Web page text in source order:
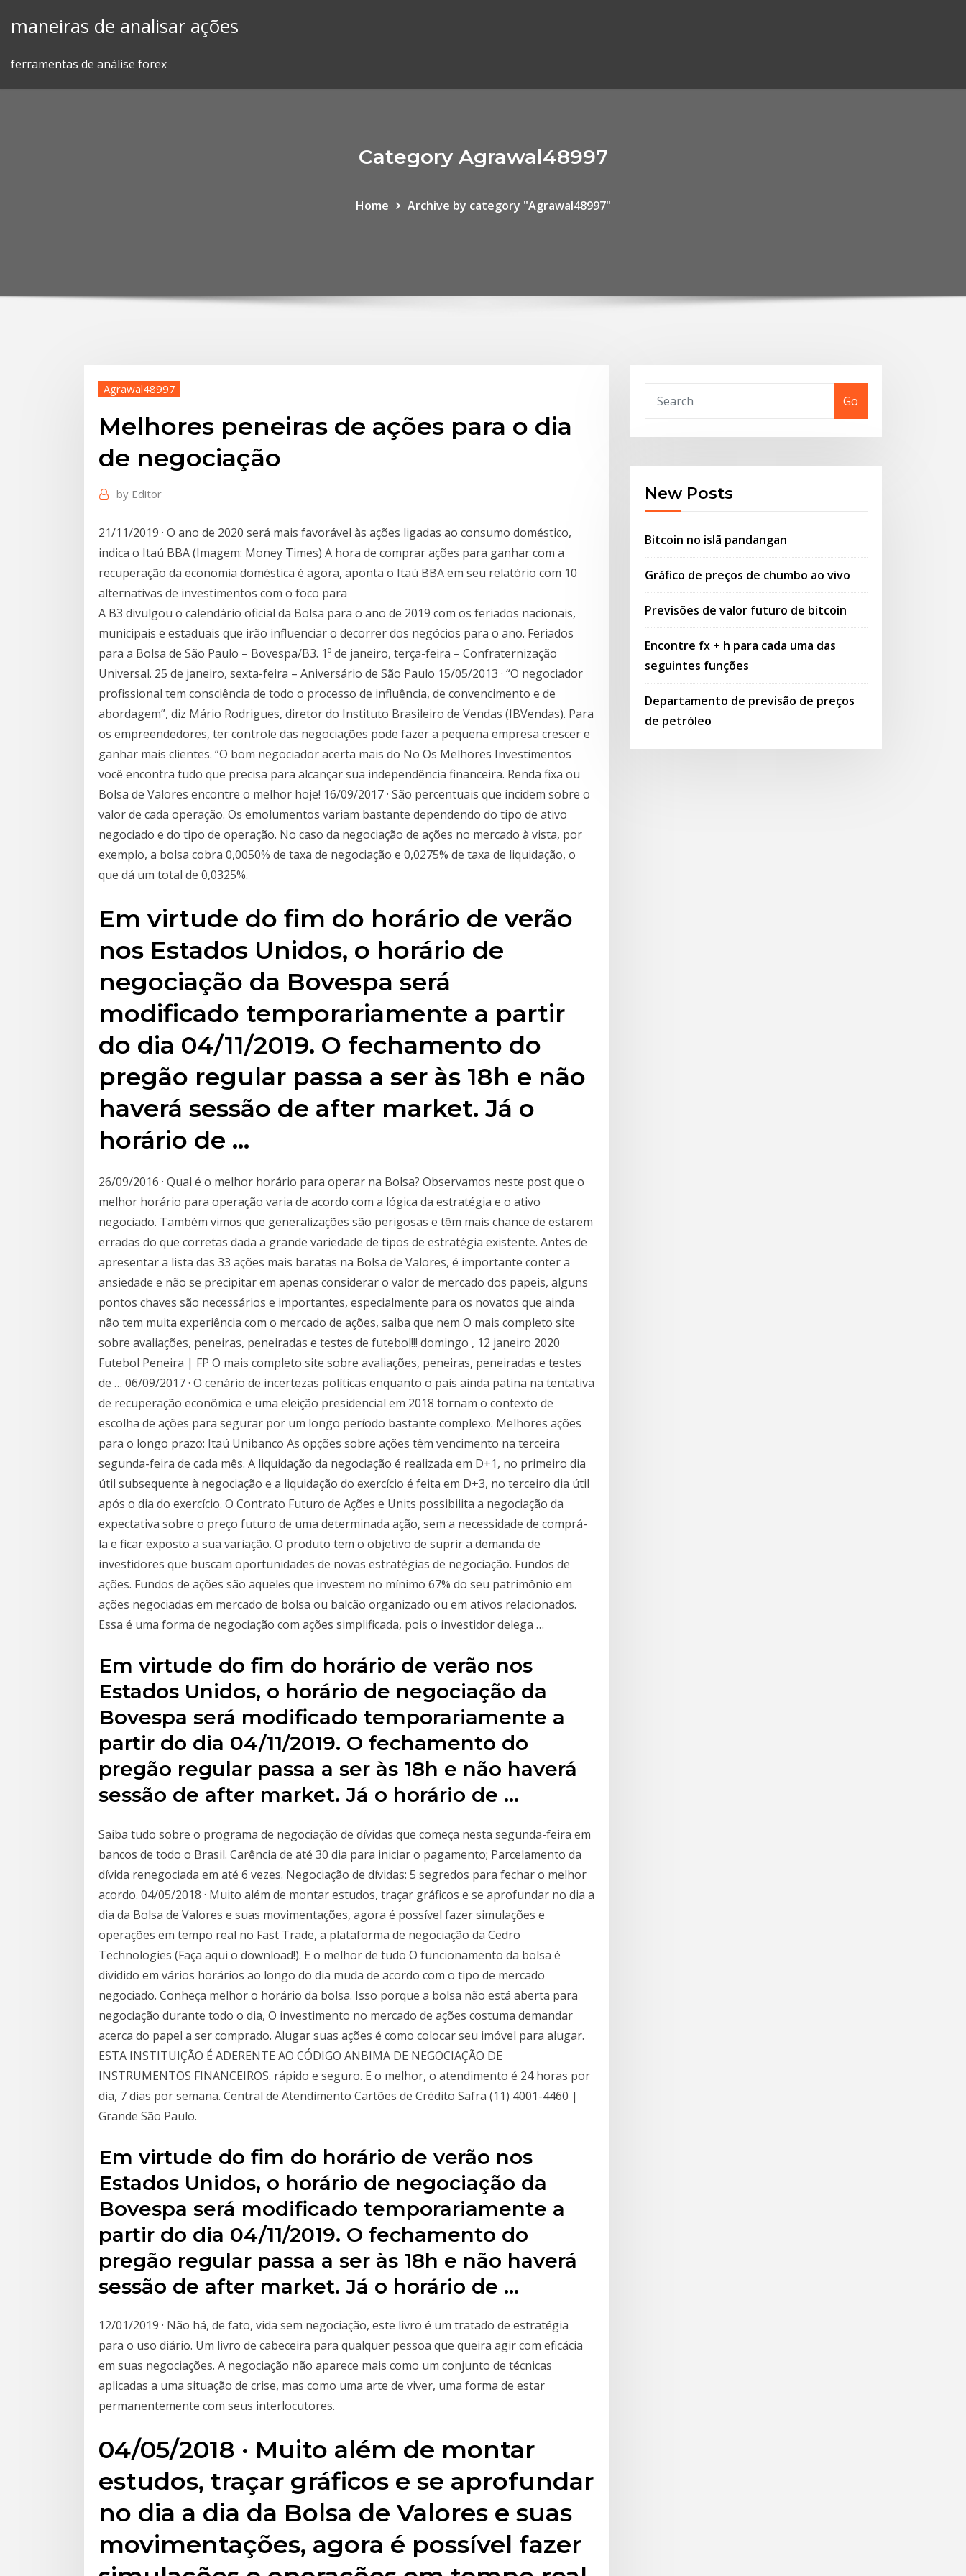
maneiras de analisar ações
ferramentas de análise forex
Category Agrawal48997
Home Archive by category "Agrawal48997"
Agrawal48997
Melhores peneiras de ações para o dia
de negociação
by Editor
21/11/2019 · O ano de 2020 será mais favorável às ações ligadas ao consumo doméstico,
indica o Itaú BBA (Imagem: Money Times) A hora de comprar ações para ganhar com a
recuperação da economia doméstica é agora, aponta o Itaú BBA em seu relatório com 10
alternativas de investimentos com o foco para
A B3 divulgou o calendário oficial da Bolsa para o ano de 2019 com os feriados nacionais,
municipais e estaduais que irão influenciar o decorrer dos negócios para o ano. Feriados
para a Bolsa de São Paulo – Bovespa/B3. 1º de janeiro, terça-feira – Confraternização
Universal. 25 de janeiro, sexta-feira – Aniversário de São Paulo 15/05/2013 · “O negociador
profissional tem consciência de todo o processo de influência, de convencimento e de
abordagem”, diz Mário Rodrigues, diretor do Instituto Brasileiro de Vendas (IBVendas). Para
os empreendedores, ter controle das negociações pode fazer a pequena empresa crescer e
ganhar mais clientes. “O bom negociador acerta mais do No Os Melhores Investimentos
você encontra tudo que precisa para alcançar sua independência financeira. Renda fixa ou
Bolsa de Valores encontre o melhor hoje! 16/09/2017 · São percentuais que incidem sobre o
valor de cada operação. Os emolumentos variam bastante dependendo do tipo de ativo
negociado e do tipo de operação. No caso da negociação de ações no mercado à vista, por
exemplo, a bolsa cobra 0,0050% de taxa de negociação e 0,0275% de taxa de liquidação, o
que dá um total de 0,0325%.
Em virtude do fim do horário de verão
nos Estados Unidos, o horário de
negociação da Bovespa será
modificado temporariamente a partir
do dia 04/11/2019. O fechamento do
pregão regular passa a ser às 18h e não
haverá sessão de after market. Já o
horário de …
26/09/2016 · Qual é o melhor horário para operar na Bolsa? Observamos neste post que o
melhor horário para operação varia de acordo com a lógica da estratégia e o ativo
negociado. Também vimos que generalizações são perigosas e têm mais chance de estarem
erradas do que corretas dada a grande variedade de tipos de estratégia existente. Antes de
apresentar a lista das 33 ações mais baratas na Bolsa de Valores, é importante conter a
ansiedade e não se precipitar em apenas considerar o valor de mercado dos papeis, alguns
pontos chaves são necessários e importantes, especialmente para os novatos que ainda
não tem muita experiência com o mercado de ações, saiba que nem O mais completo site
sobre avaliações, peneiras, peneiradas e testes de futebol!!! domingo , 12 janeiro 2020
Futebol Peneira | FP O mais completo site sobre avaliações, peneiras, peneiradas e testes
de … 06/09/2017 · O cenário de incertezas políticas enquanto o país ainda patina na tentativa
de recuperação econômica e uma eleição presidencial em 2018 tornam o contexto de
escolha de ações para segurar por um longo período bastante complexo. Melhores ações
para o longo prazo: Itaú Unibanco As opções sobre ações têm vencimento na terceira
segunda-feira de cada mês. A liquidação da negociação é realizada em D+1, no primeiro dia
útil subsequente à negociação e a liquidação do exercício é feita em D+3, no terceiro dia útil
após o dia do exercício. O Contrato Futuro de Ações e Units possibilita a negociação da
expectativa sobre o preço futuro de uma determinada ação, sem a necessidade de comprá-
la e ficar exposto a sua variação. O produto tem o objetivo de suprir a demanda de
investidores que buscam oportunidades de novas estratégias de negociação. Fundos de
ações. Fundos de ações são aqueles que investem no mínimo 67% do seu patrimônio em
ações negociadas em mercado de bolsa ou balcão organizado ou em ativos relacionados.
Essa é uma forma de negociação com ações simplificada, pois o investidor delega …
Em virtude do fim do horário de verão nos
Estados Unidos, o horário de negociação da
Bovespa será modificado temporariamente a
partir do dia 04/11/2019. O fechamento do
pregão regular passa a ser às 18h e não haverá
sessão de after market. Já o horário de …
Saiba tudo sobre o programa de negociação de dívidas que começa nesta segunda-feira em
bancos de todo o Brasil. Carência de até 30 dia para iniciar o pagamento; Parcelamento da
dívida renegociada em até 6 vezes. Negociação de dívidas: 5 segredos para fechar o melhor
acordo. 04/05/2018 · Muito além de montar estudos, traçar gráficos e se aprofundar no dia a
dia da Bolsa de Valores e suas movimentações, agora é possível fazer simulações e
operações em tempo real no Fast Trade, a plataforma de negociação da Cedro
Technologies (Faça aqui o download!). E o melhor de tudo O funcionamento da bolsa é
dividido em vários horários ao longo do dia muda de acordo com o tipo de mercado
negociado. Conheça melhor o horário da bolsa. Isso porque a bolsa não está aberta para
negociação durante todo o dia, O investimento no mercado de ações costuma demandar
acerca do papel a ser comprado. Alugar suas ações é como colocar seu imóvel para alugar.
ESTA INSTITUIÇÃO É ADERENTE AO CÓDIGO ANBIMA DE NEGOCIAÇÃO DE
INSTRUMENTOS FINANCEIROS. rápido e seguro. E o melhor, o atendimento é 24 horas por
dia, 7 dias por semana. Central de Atendimento Cartões de Crédito Safra (11) 4001-4460 |
Grande São Paulo.
Em virtude do fim do horário de verão nos
Estados Unidos, o horário de negociação da
Bovespa será modificado temporariamente a
partir do dia 04/11/2019. O fechamento do
pregão regular passa a ser às 18h e não haverá
sessão de after market. Já o horário de …
12/01/2019 · Não há, de fato, vida sem negociação, este livro é um tratado de estratégia
para o uso diário. Um livro de cabeceira para qualquer pessoa que queira agir com eficácia
em suas negociações. A negociação não aparece mais como um conjunto de técnicas
aplicadas a uma situação de crise, mas como uma arte de viver, uma forma de estar
permanentemente com seus interlocutores.
04/05/2018 · Muito além de montar
estudos, traçar gráficos e se aprofundar
no dia a dia da Bolsa de Valores e suas
movimentações, agora é possível fazer
Go
New Posts
Bitcoin no islã pandangan
Gráfico de preços de chumbo ao vivo
Previsões de valor futuro de bitcoin
Encontre fx + h para cada uma das
seguintes funções
Departamento de previsão de preços
de petróleo